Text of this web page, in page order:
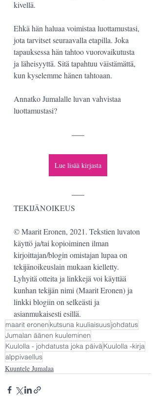
kivellä.
Ehkä hän haluaa voimistaa luottamustasi,
jota tarvitset seuraavalla etapilla. Joka
tapauksessa hän tahtoo vuorovaikutusta
ja läheisyyttä. Sitä tapahtuu väistämättä,
kun kyselemme hänen tahtoaan.
Annatko Jumalalle luvan vahvistaa
luottamustasi?
Lue lisää kirjasta
TEKIJÄNOIKEUS
© Maarit Eronen, 2021. Tekstien luvaton
käyttö ja/tai kopioiminen ilman
kirjoittajan/blogin omistajan lupaa on
tekijänoikeuslain mukaan kielletty.
Lyhyitä otteita ja linkkejä voi käyttää
kunhan tekijän nimi (Maarit Eronen) ja
linkki blogiin on selkeästi ja
asianmukaisesti esillä.
maarit eronen kutsuna kuuliaisuusjohdatus
Jumalan äänen kuuleminen
Kuulolla - johdatusta joka päiväKuulolla -kirja
alppivaellus
Kuuntele Jumalaa